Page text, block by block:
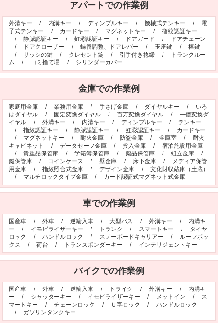
鍵について 鍵の紹介
中山さん 防犯コラム よくあるご質問
オフィシャルブログ お得なコース割引
会社案内
TV出演実績 法人向け提携サービス
セキュリティアドバイザーの紹介 地域貢献活動
公式キャラクター紹介 お知らせ
お問合せフォーム 鍵のレスキューにご意見
登録商標 プライバシーポリシー
特定商取引法上の表記 サイトマップ
鍵のレスキュー 合鍵ショップ
アパートでの作業例
外溝キー / 内溝キー / ディンプルキー / 機械式テンキー / 電
子式テンキー / カードキー / マグネットキー / 指紋認証キー
/ 静脈認証キー / 虹彩認証キー / ドアガード /
ドアチェーン
/
ドアクローザー / 蝶番調整、ドアレバー / 玉座鍵 / 棒鍵
/ サッシの鍵 / クレセント錠 / 引手付き捻締 /
トランクルー
ム / ゴミ捨て場 / シリンダーカバー
金庫での作業例
家庭用金庫 / 業務用金庫 / 手さげ金庫 / ダイヤルキー / いろ
はダイヤル / 固定変換ダイヤル / 百万変換ダイヤル / 一億変換ダ
イヤル / 外溝キー / 内溝キー / ディンプルキー / テンキー
/ 指紋認証キー / 静脈認証キー / 虹彩認証キー / カードキー
/ マグネットキー / 耐火金庫 / 防盗金庫 / 金庫室 / 耐火
キャビネット
/ データセーフ金庫 / 投入金庫 / 宿泊施設用金庫
/ 貴重品保管庫 / 学籍簿保管庫 / 薬品保管庫 / 組立金庫 /
鍵保管庫 / コインケース / 壁金庫 / 床下金庫 /
メディア保管
用金庫 / 指紋照合式金庫 / デザイン金庫 / 文化財収蔵庫（土蔵）
/ マルチロックタイプ金庫 / カード認証式マグネット式金庫
車での作業例
国産車 / 外車 / 逆輸入車 / 大型バス / 外溝キー / 内溝キ
ー / イモビライザーキー / トランク / スマートキー / タイヤ
ロック
/ ハンドルロック / スノーボードキャリアー / ルーフボッ
クス / 荷台 / トランスポンダーキー / インテリジェントキー
バイクでの作業例
国産車 / 外車 / 逆輸入車 / トライク / 外溝キー / 内溝キ
ー / シャッターキー / イモビライザーキー / メットイン / ス
マートキー / チェーンロック / Ｕ字ロック / ハンドルロック
/ ガソリンタンクキー